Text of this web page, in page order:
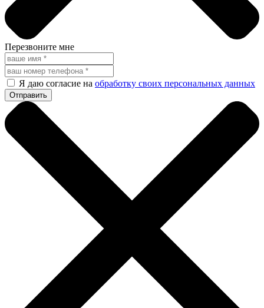
Перезвоните мне
Я даю согласие на обработку своих персональных данных